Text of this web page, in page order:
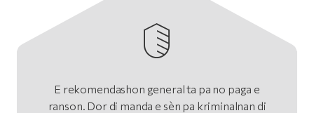
E rekomendashon general ta pa no paga e
ranson. Dor di manda e sèn pa kriminalnan di